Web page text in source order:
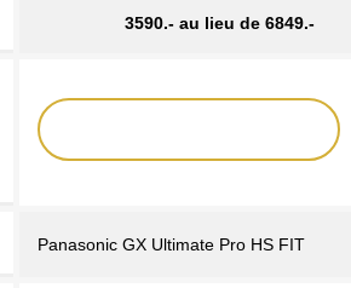
3590.- au lieu de 6849.-
Panasonic GX Ultimate Pro HS FIT